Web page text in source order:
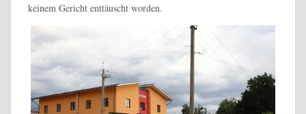
keinem Gericht enttäuscht worden.